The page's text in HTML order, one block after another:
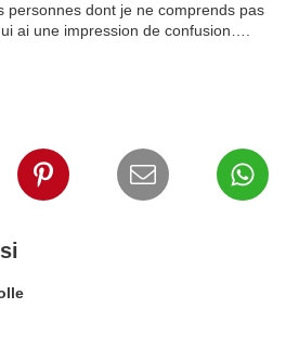
personnes dont je ne comprends pas
ai une impression de confusion….